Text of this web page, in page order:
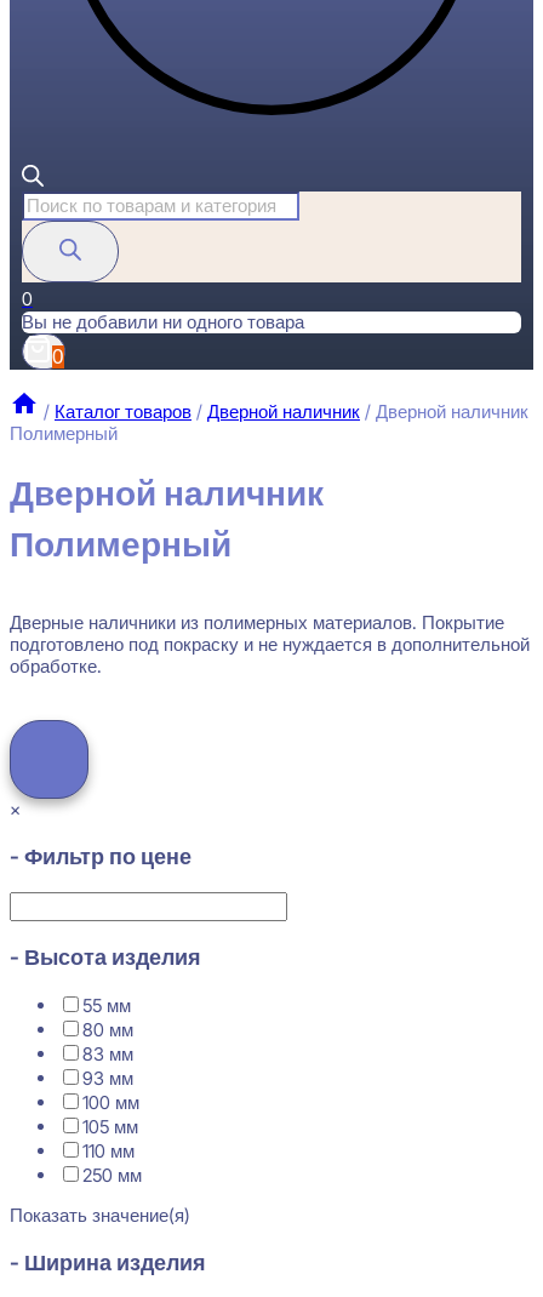
Поиск
товаров
0
Вы не добавили ни одного товара
0
/ Каталог товаров / Дверной наличник / Дверной наличник
Полимерный
Дверной наличник
Полимерный
Дверные наличники из полимерных материалов. Покрытие
подготовлено под покраску и не нуждается в дополнительной
обработке.
×
- Фильтр по цене
- Высота изделия
55 мм
80 мм
83 мм
93 мм
100 мм
105 мм
110 мм
250 мм
Показать значение(я)
- Ширина изделия